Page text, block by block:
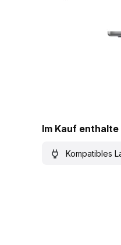
Im Kauf enthalte
Kompatibles